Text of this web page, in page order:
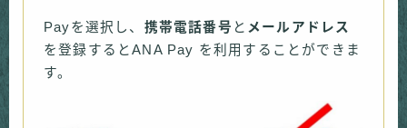
Payを選択し、 携帯電話番号 と メールアドレス
を登録するとANA Pay を利用することができま
す。